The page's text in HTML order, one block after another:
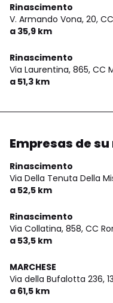
Rinascimento
V. Armando Vona, 20,
a 35,9 km
Rinascimento
Via Laurentina, 865, CC
a 51,3 km
Empresas de
Rinascimento
Via Della Tenuta Della
a 52,5 km
Rinascimento
Via Collatina, 858, CC
a 53,5 km
MARCHESE
Via della Bufalotta 236,
a 61,5 km